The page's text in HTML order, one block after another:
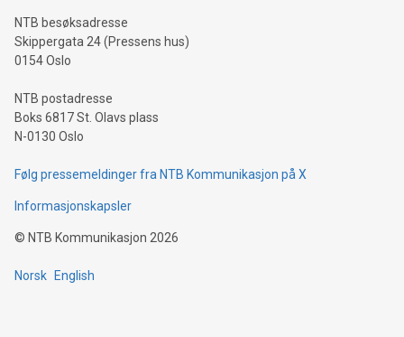
NTB besøksadresse
Skippergata 24 (Pressens hus)
0154 Oslo
NTB postadresse
Boks 6817 St. Olavs plass
N-0130 Oslo
Følg pressemeldinger fra NTB Kommunikasjon på X
Informasjonskapsler
© NTB Kommunikasjon 2026
Norsk English